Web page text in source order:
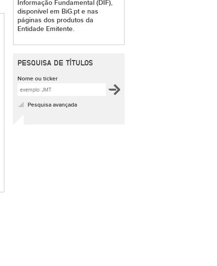
Informação Fundamental (DIF),
disponível em BiG.pt e nas
páginas dos produtos da
Entidade Emitente.
PESQUISA DE TÍTULOS
Nome ou ticker
Pesquisa avançada